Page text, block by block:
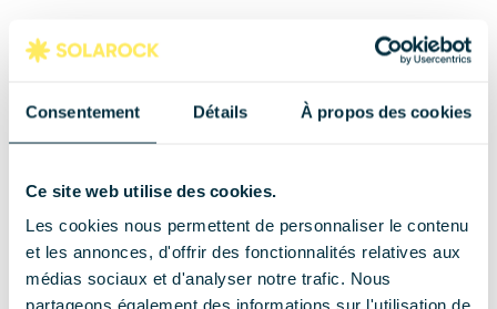
Consentement Détails À propos des cookies
Ce site web utilise des cookies.
Les cookies nous permettent de personnaliser le contenu
et les annonces, d'offrir des fonctionnalités relatives aux
médias sociaux et d'analyser notre trafic. Nous
partageons également des informations sur l'utilisation de
Avant de décider pour une batterie physique,
virtuelle.
Une batterie virtuelle n'existe que sur le papier
: c'est un service proposé par certains
fournisseurs d'électricité (comme EDF avec